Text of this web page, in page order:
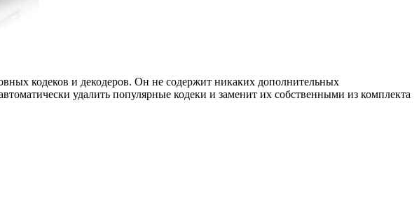
кодеков и декодеров. Он не содержит никаких дополнительных
удалить популярные кодеки и заменит их собственными из комплекта